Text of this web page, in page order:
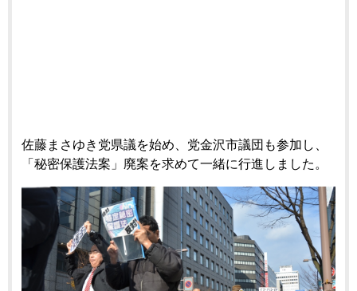
佐藤まさゆき党県議を始め、党金沢市議団も参加し、
「秘密保護法案」廃案を求めて一緒に行進しました。